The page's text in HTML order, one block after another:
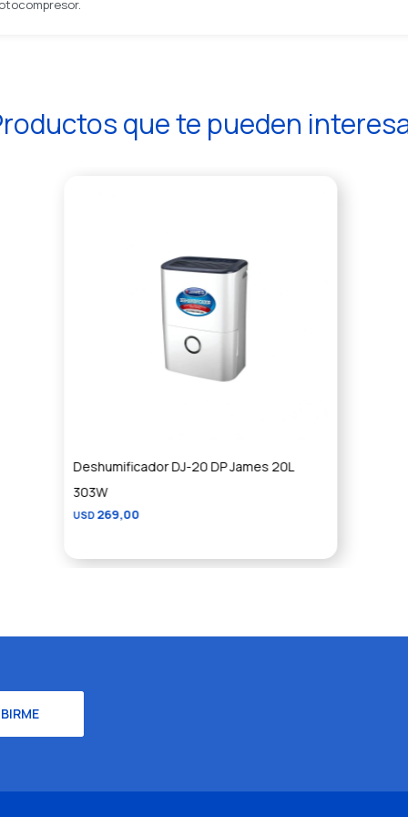
que te pueden
Deshumificador DJ-20 DP James 20L
303W
USD 269,00